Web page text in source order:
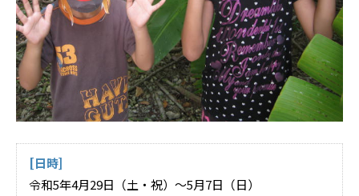
[日時]
令和5年4月29日（土・祝）～5月7日（日）